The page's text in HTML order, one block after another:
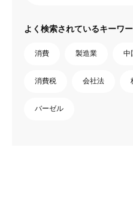
よく検索されているキーワ
消費 製造業 中
消費税 会社法
バーゼル